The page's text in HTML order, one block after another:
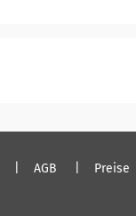
AGB Preise